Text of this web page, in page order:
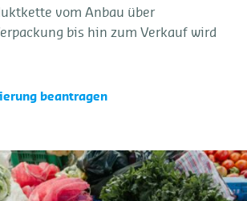
vom Anbau über
bis hin zum Verkauf wird
beantragen